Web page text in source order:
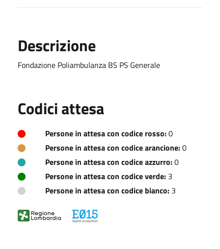
Descrizione
Fondazione Poliambulanza BS PS Generale
Codici attesa
Persone in attesa con codice rosso:0
Persone in attesa con codice arancione:0
Persone in attesa con codice azzurro:0
Persone in attesa con codice verde: 3
Persone in attesa con codice bianco: 3